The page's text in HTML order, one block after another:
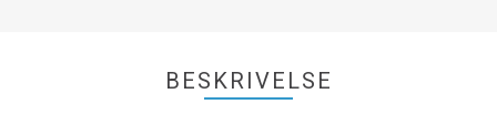
BESKRIVELSE